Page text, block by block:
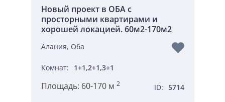
Новый проект в ОБА с
просторными квартирами и
хорошей локацией. 60м2-170м2
Алания, Оба
Комнат: 1+1,2+1,3+1
Площадь: 60-170 м 2 ID: 5714